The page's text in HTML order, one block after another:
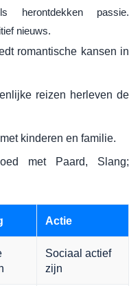
passie.
nieuws.
romantische kansen in
reizen herleven de
kinderen en familie.
met Paard, Slang;
Actie
Sociaal actief
zijn